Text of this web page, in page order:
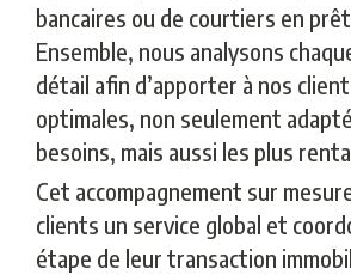
bancaires ou de courtiers en
Ensemble, nous analysons
détail afin d’apporter à nos
optimales, non seulement
besoins, mais aussi les plus
Cet accompagnement sur
clients un service global et
étape de leur transaction